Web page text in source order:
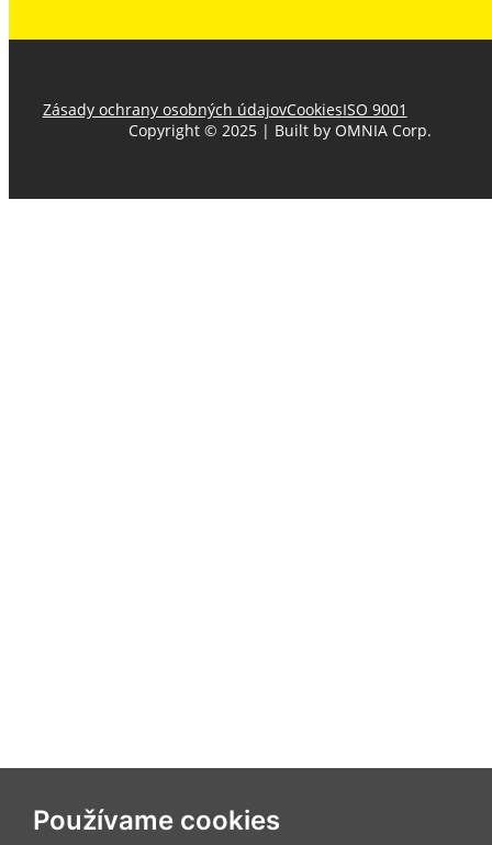
Používame cookies
Zásady ochrany osobných údajovCookiesISO 9001
Copyright © 2025 | Built by OMNIA Corp.